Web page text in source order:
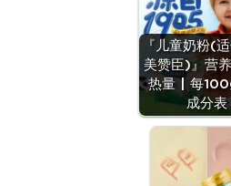
『儿童奶粉(适
美赞臣)』营
热量 | 每
成分表